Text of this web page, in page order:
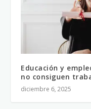
Educación y
no consiguen
diciembre 6, 2025